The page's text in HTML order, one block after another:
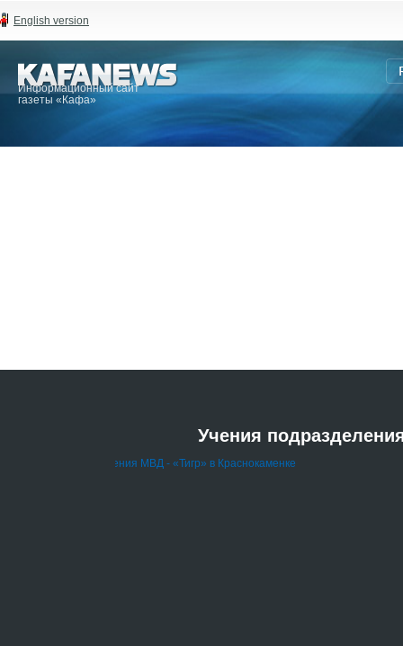
English version
Информационный сайт
газеты «Кафа»
Учения